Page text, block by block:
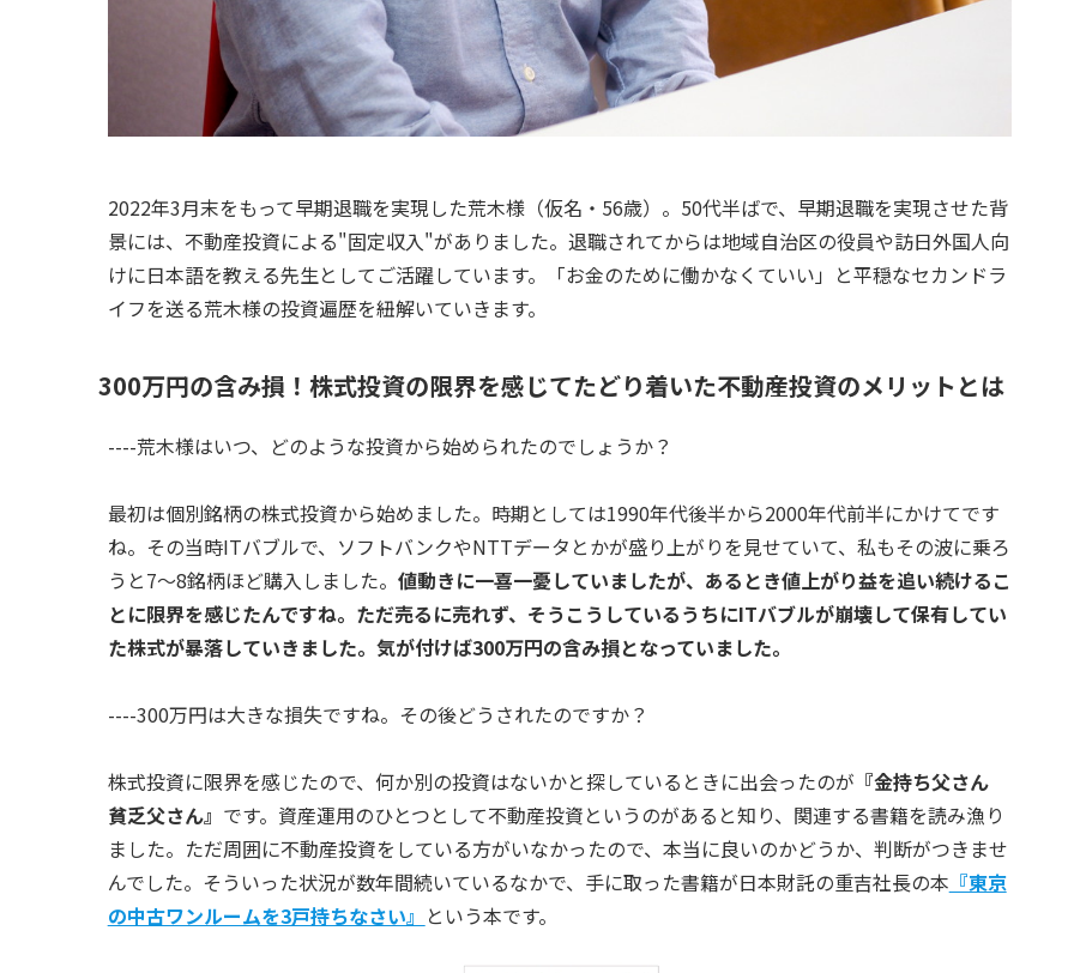
2022年3月末をもって早期退職を実現した荒木様（仮名・56歳）。50代半ばで、早期退職を実現させた背
景には、不動産投資による"固定収入"がありました。退職されてからは地域自治区の役員や訪日外国人向
けに日本語を教える先生としてご活躍しています。「お金のために働かなくていい」と平穏なセカンドラ
イフを送る荒木様の投資遍歴を紐解いていきます。
300万円の含み損！株式投資の限界を感じてたどり着いた不動産投資のメリットとは
----荒木様はいつ、どのような投資から始められたのでしょうか？
最初は個別銘柄の株式投資から始めました。時期としては1990年代後半から2000年代前半にかけてです
ね。その当時ITバブルで、ソフトバンクやNTTデータとかが盛り上がりを見せていて、私もその波に乗ろ
うと7～8銘柄ほど購入しました。 値動きに一喜一憂していましたが、あるとき値上がり益を追い続けるこ
とに限界を感じたんですね。ただ売るに売れず、そうこうしているうちにITバブルが崩壊して保有してい
た株式が暴落していきました。気が付けば300万円の含み損となっていました。
----300万円は大きな損失ですね。その後どうされたのですか？
株式投資に限界を感じたので、何か別の投資はないかと探しているときに出会ったのが 『金持ち父さん
貧乏父さん』 です。資産運用のひとつとして不動産投資というのがあると知り、関連する書籍を読み漁り
ました。ただ周囲に不動産投資をしている方がいなかったので、本当に良いのかどうか、判断がつきませ
んでした。そういった状況が数年間続いているなかで、手に取った書籍が日本財託の重吉社長の本 『東京
の中古ワンルームを3戸持ちなさい』 という本です。